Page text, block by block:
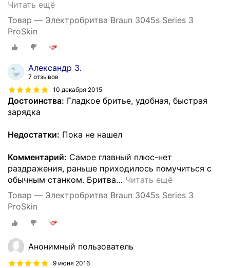
Читать ещё
Товар — Электробритва Braun 3045s Series 3
ProSkin
Александр З.
7 отзывов
10 декабря 2015
Достоинства: Гладкое бритье, удобная, быстрая
зарядка
Недостатки: Пока не нашел
Комментарий: Самое главный плюс-нет
раздражения, раньше приходилось помучиться с
обычным станком. Бритва… Читать ещё
Товар — Электробритва Braun 3045s Series 3
ProSkin
Анонимный пользователь
9 июня 2016